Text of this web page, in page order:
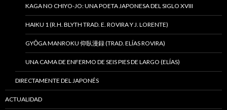
KAGA NO CHIYO-JO: UNA POETA JAPONESA DEL SIGLO XVIII
HAIKU 1 (R.H. BLYTH TRAD. E. ROVIRA Y J. LORENTE)
GYŌGA MANROKU 仰臥漫録 (TRAD. ELÍAS ROVIRA)
UNA CAMA DE ENFERMO DE SEIS PIES DE LARGO (ELÍAS)
DIRECTAMENTE DEL JAPONÉS
ACTUALIDAD